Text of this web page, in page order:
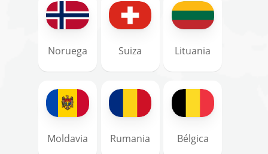
Noruega Suiza Lituania
Moldavia Rumania Bélgica